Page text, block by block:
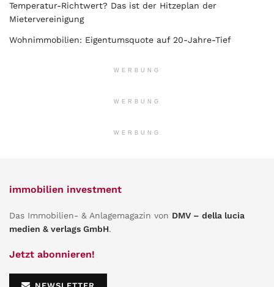
Temperatur-Richtwert? Das ist der Hitzeplan der
Mietervereinigung
Wohnimmobilien: Eigentumsquote auf 20-Jahre-Tief
WERBUNG
WERBUNG
WERBUNG
immobilien investment
Das Immobilien- & Anlagemagazin von DMV – della lucia
medien & verlags GmbH.
Jetzt abonnieren!